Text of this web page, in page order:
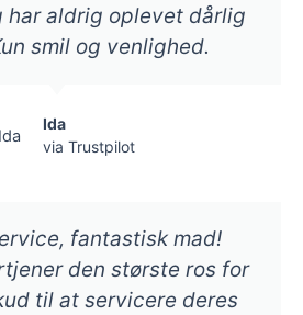
har aldrig oplevet dårlig
smil og venlighed.
Ida
via Trustpilot
fantastisk mad!
den største ros for
til at servicere deres